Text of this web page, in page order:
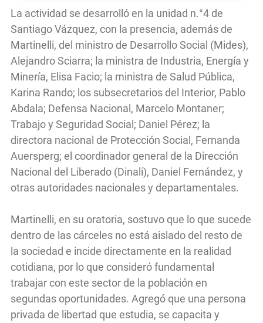
La actividad se desarrolló en la unidad n.°4 de
Santiago Vázquez, con la presencia, además de
Martinelli, del ministro de Desarrollo Social (Mides),
Alejandro Sciarra; la ministra de Industria, Energía y
Minería, Elisa Facio; la ministra de Salud Pública,
Karina Rando; los subsecretarios del Interior, Pablo
Abdala; Defensa Nacional, Marcelo Montaner;
Trabajo y Seguridad Social; Daniel Pérez; la
directora nacional de Protección Social, Fernanda
Auersperg; el coordinador general de la Dirección
Nacional del Liberado (Dinali), Daniel Fernández, y
otras autoridades nacionales y departamentales.
Martinelli, en su oratoria, sostuvo que lo que sucede
dentro de las cárceles no está aislado del resto de
la sociedad e incide directamente en la realidad
cotidiana, por lo que consideró fundamental
trabajar con este sector de la población en
segundas oportunidades. Agregó que una persona
privada de libertad que estudia, se capacita y